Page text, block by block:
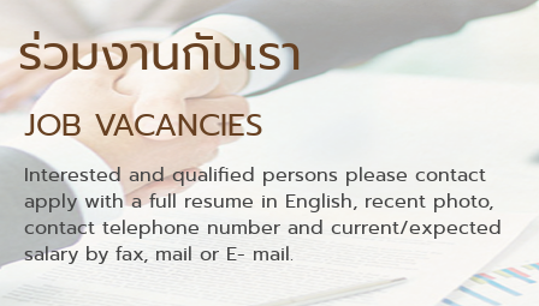
ร่วมงานกับเรา
JOB VACANCIES
Interested and qualified persons please contact
apply with a full resume in English, recent photo,
contact telephone number and current/expected
salary by fax, mail or E- mail.